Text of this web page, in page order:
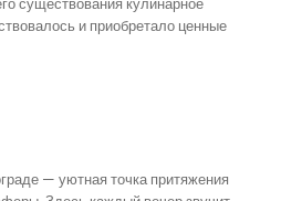
и приобретало ценные
— уютная точка притяжения